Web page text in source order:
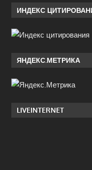
ИНДЕКС
ЯНДЕКС.МЕТРИКА
LIVEINTERNET